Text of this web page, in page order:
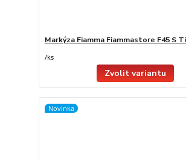
Markýza Fiamma Fiammastore F45 S
/ks
Zvolit variantu
Novinka